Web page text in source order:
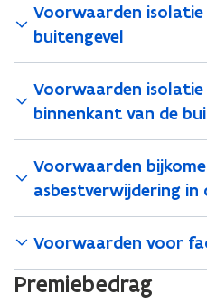
i
e
)
i
)
t
i
e
)
n
i
t
i
e
Voorwaarden
buitengevel
Voorwaarden
binnenkant van de
Voorwaarden
asbestverwijdering
Voorwaarden voor
Premiebedrag